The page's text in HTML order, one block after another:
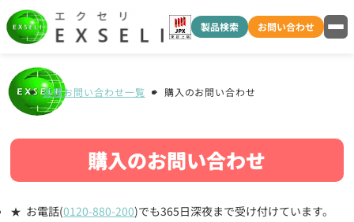
製品検索 お問い合わせ
各種お問い合わせ一覧 購入のお問い合わせ
購入のお問い合わせ
お電話(0120-880-200)でも365日深夜まで受け付けています。